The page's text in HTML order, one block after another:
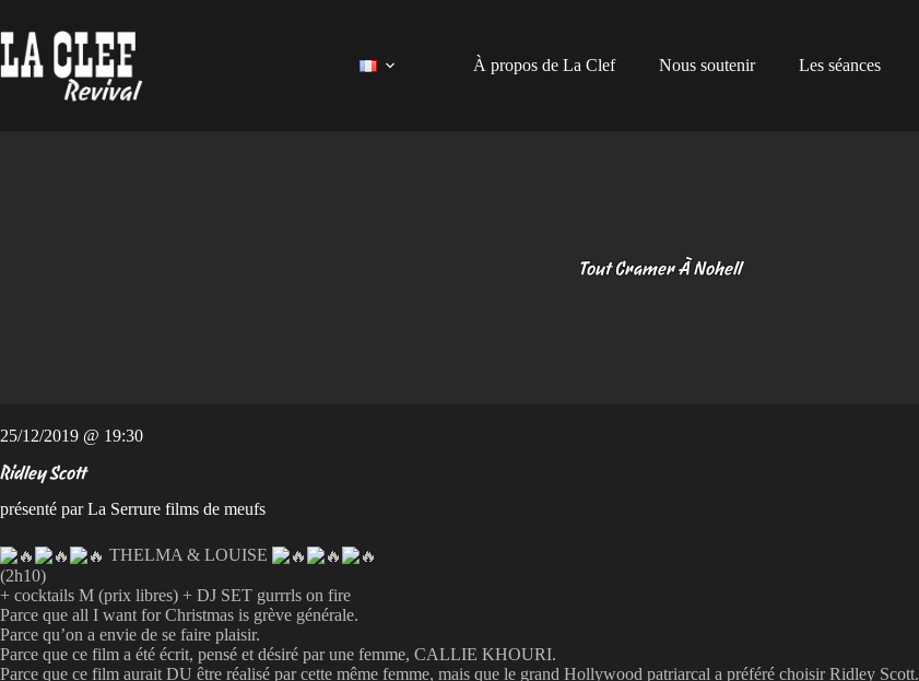
au
contenu
À propos de La Clef
Nous soutenir Les séances
Tout Cramer À Nohell
25/12/2019 @ 19:30
Ridley Scott
présenté par La Serrure films de meufs
THELMA & LOUISE
(2h10)
+ cocktails M (prix libres) + DJ SET gurrrls on fire
Parce que all I want for Christmas is grève générale.
Parce qu’on a envie de se faire plaisir.
Parce que ce film a été écrit, pensé et désiré par une femme, CALLIE KHOURI.
Parce que ce film aurait DU être réalisé par cette même femme, mais que le grand Hollywood patriarcal a préféré choisir Ridley Scott.